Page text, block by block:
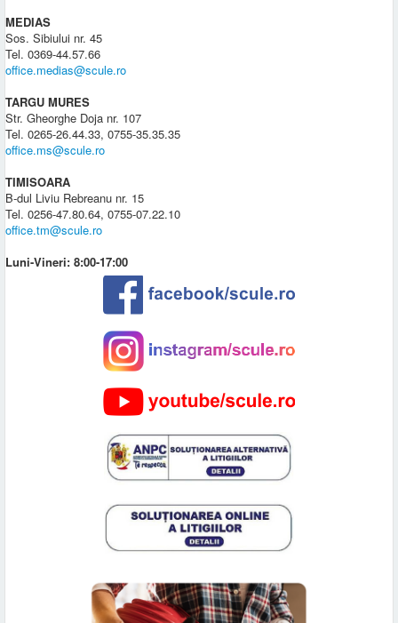
MEDIAS
Sos. Sibiului nr. 45
Tel. 0369-44.57.66
office.medias@scule.ro
TARGU MURES
Str. Gheorghe Doja nr. 107
Tel. 0265-26.44.33, 0755-35.35.35
office.ms@scule.ro
TIMISOARA
B-dul Liviu Rebreanu nr. 15
Tel. 0256-47.80.64, 0755-07.22.10
office.tm@scule.ro
Luni-Vineri: 8:00-17:00